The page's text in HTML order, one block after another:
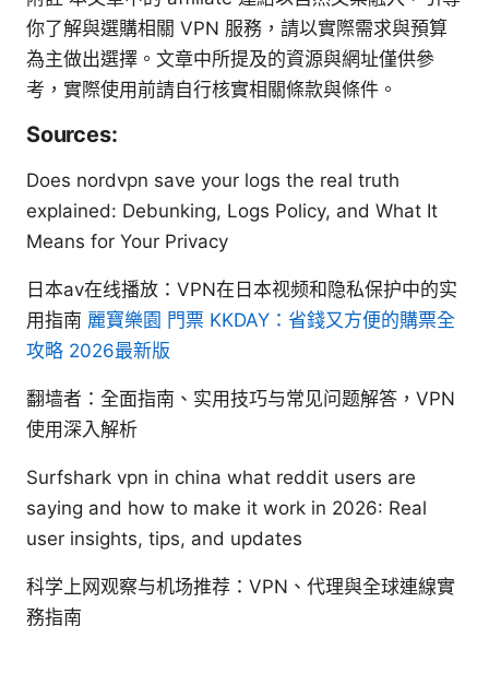
你了解與選購相關 VPN 服務，請以實際需求與預算
為主做出選擇。文章中所提及的資源與網址僅供參
考，實際使用前請自行核實相關條款與條件。
Sources:
Does nordvpn save your logs the real truth
explained: Debunking, Logs Policy, and What It
Means for Your Privacy
日本av在线播放：VPN在日本视频和隐私保护中的实
用指南 麗寶樂園 門票 KKDAY：省錢又方便的購票全
攻略 2026最新版
翻墙者：全面指南、实用技巧与常见问题解答，VPN
使用深入解析
Surfshark vpn in china what reddit users are
saying and how to make it work in 2026: Real
user insights, tips, and updates
科学上网观察与机场推荐：VPN、代理與全球連線實
務指南